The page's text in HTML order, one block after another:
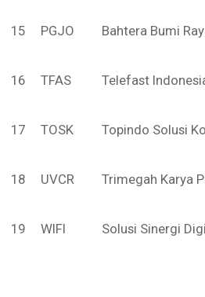
15 PGJO Bahtera Bumi
16 TFAS Telefast
17 TOSK Topindo Solusi
18 UVCR Trimegah Karya
19 WIFI Solusi Sinergi